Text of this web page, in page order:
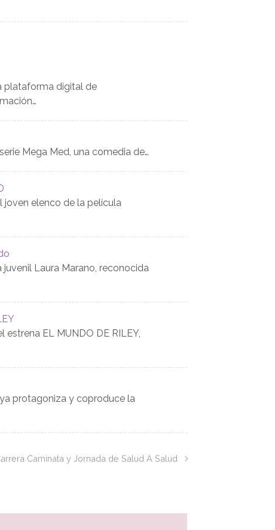
plataforma digital de
Mega Med, una comedia de…
joven elenco de la película
Laura Marano, reconocida
estrena EL MUNDO DE RILEY,
protagoniza y coproduce la
Caminata y Jornada de Salud A Salud